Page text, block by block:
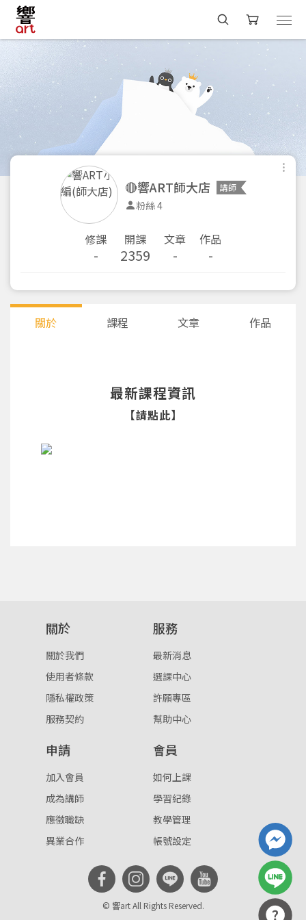
或
註冊
按下註冊即代表你同意我們的 使用者條款
。
重設密碼
🔴響ART師大店 講師
粉絲 4
修課
-
開課
2359
文章
-
作品
-
關於 課程 文章 作品
最新課程資訊
【請點此】
關於
關於我們
使用者條款
隱私權政策
服務契約
服務
最新消息
選課中心
許願專區
幫助中心
申請
加入會員
成為講師
應徵職缺
異業合作
會員
如何上課
學習紀錄
教學管理
帳號設定
© 響art All Rights Reserved.